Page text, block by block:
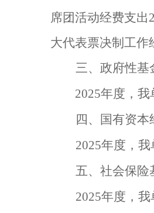
席团活动经费支出2
大代表票决制工作
三、 政府性基
2025年度，我
四、
国有资本
2025年度，我
五、 社会保险
2025年度，我